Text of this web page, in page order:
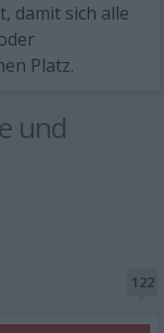
damit sich alle
Platz.
und
122